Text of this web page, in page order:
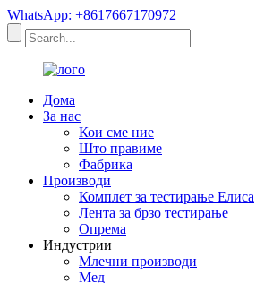
WhatsApp: +8617667170972
Дома
За нас
Кои сме ние
Што правиме
Фабрика
Производи
Комплет за тестирање Елиса
Лента за брзо тестирање
Опрема
Индустрии
Млечни производи
Мед